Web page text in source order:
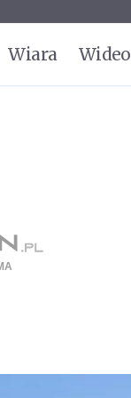
Wiara Wideo